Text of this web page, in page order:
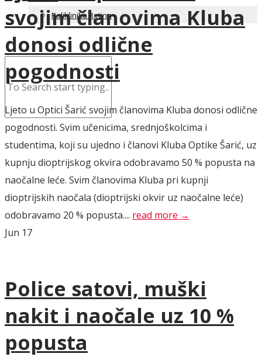
Poliklinika Retina
svojim članovima Kluba
donosi odlične
pogodnosti
Ljeto u Optici Šarić svojim članovima Kluba donosi odlične
pogodnosti. Svim učenicima, srednjoškolcima i
studentima, koji su ujedno i članovi Kluba Optike Šarić, uz
kupnju dioptrijskog okvira odobravamo 50 % popusta na
naočalne leće. Svim članovima Kluba pri kupnji
dioptrijskih naočala (dioptrijski okvir uz naočalne leće)
odobravamo 20 % popusta.... read more →
Jun 17
Police satovi, muški
nakit i naočale uz 10 %
popusta